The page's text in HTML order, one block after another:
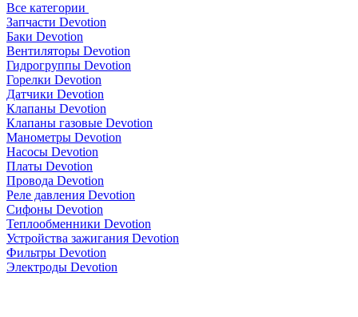
Все категории
Запчасти Devotion
Баки Devotion
Вентиляторы Devotion
Гидрогруппы Devotion
Горелки Devotion
Датчики Devotion
Клапаны Devotion
Клапаны газовые Devotion
Манометры Devotion
Насосы Devotion
Платы Devotion
Провода Devotion
Реле давления Devotion
Сифоны Devotion
Теплообменники Devotion
Устройства зажигания Devotion
Фильтры Devotion
Электроды Devotion